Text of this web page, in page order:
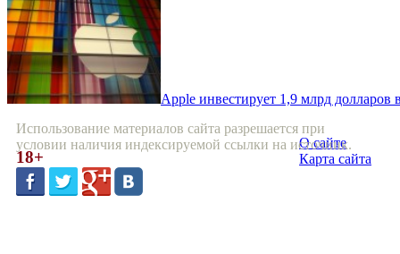
Apple инвестирует 1,9 млрд
Использование материалов сайта разрешается при
условии наличия индексируемой ссылки на источник.
18+
О сайте
Карта сайта